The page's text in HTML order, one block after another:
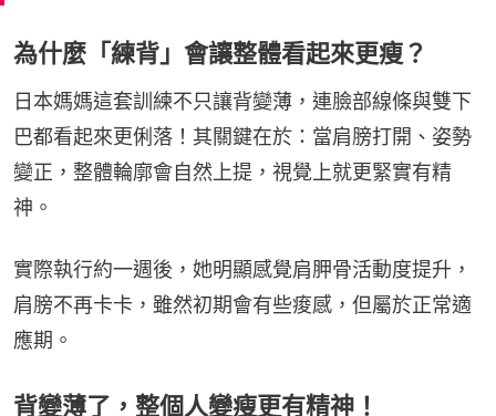
為什麼「練背」會讓整體看起來更瘦？
日本媽媽這套訓練不只讓背變薄，連臉部線條與雙下
巴都看起來更俐落！其關鍵在於：當肩膀打開、姿勢
變正，整體輪廓會自然上提，視覺上就更緊實有精
神。
實際執行約一週後，她明顯感覺肩胛骨活動度提升，
肩膀不再卡卡，雖然初期會有些痠感，但屬於正常適
應期。
背變薄了，整個人變瘦更有精神！